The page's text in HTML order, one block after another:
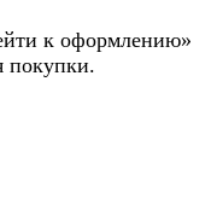
к оформлению»
покупки.